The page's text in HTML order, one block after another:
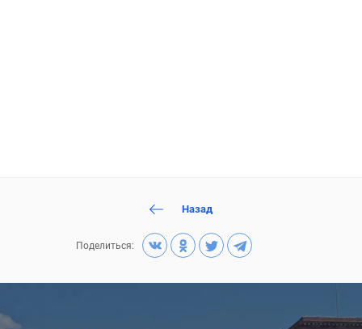
Назад
Поделиться: